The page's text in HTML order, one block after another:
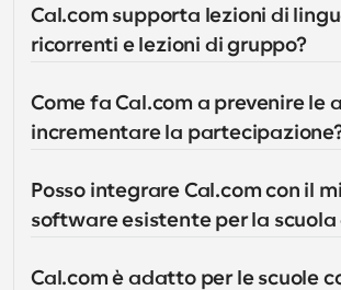
Cal.com supporta lezioni di
ricorrenti e lezioni di gruppo?
Come fa Cal.com a prevenire le
incrementare la
Posso integrare Cal.com con il
software esistente per la scuola
Cal.com è adatto per le scuole